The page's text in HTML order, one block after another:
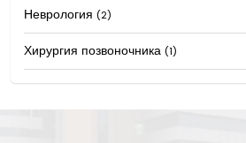
Неврология (2)
Хирургия позвоночника (1)